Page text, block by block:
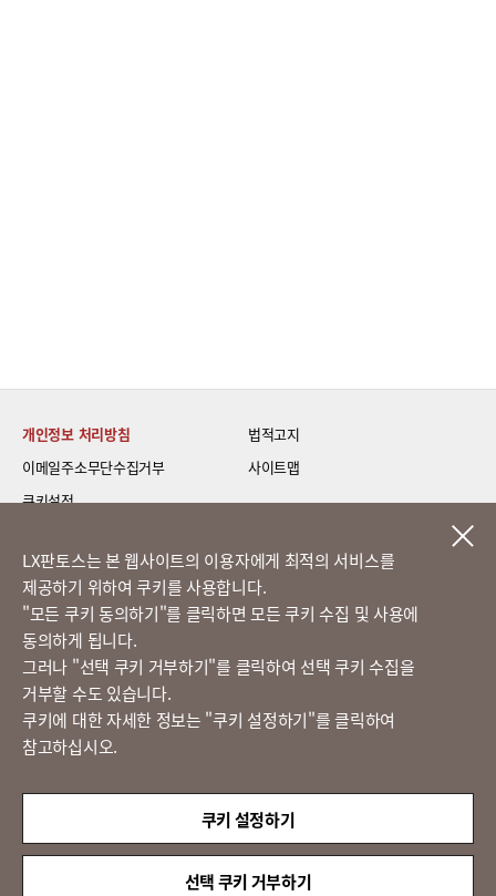
개인정보 처리방침
법적고지
이메일주소무단수집거부
사이트맵
쿠키설정
LG 베스트 케어 이전설치
고객의 소리
정도경영 신문고
(주)LX판토스 사업자등록번호 : 116-81-31734
서울시 종로구 새문안로 58
대표전화 :02-3771-2114
해외직구 문의 : 02-3771-2013 / 2014
LX판토스는 본 웹사이트의 이용자에게 최적의 서비스를
제공하기 위하여 쿠키를 사용합니다.
​"모든 쿠키 동의하기"를 클릭하면 모든 쿠키 수집 및 사용에
동의하게 됩니다.
그러나 "선택 쿠키 거부하기"를 클릭하여 선택 쿠키 수집을
거부할 수도 있습니다.
쿠키에 대한 자세한 정보는 "쿠키 설정하기"를 클릭하여
참고하십시오.
쿠키 설정하기
선택 쿠키 거부하기